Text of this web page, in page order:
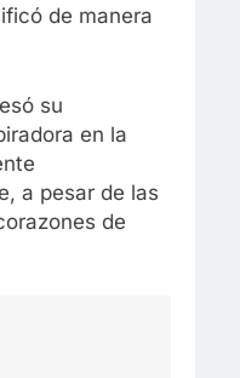
de manera
su
en la
a pesar de las
de